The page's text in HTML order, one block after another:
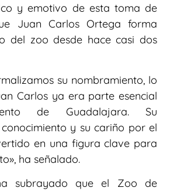
y emotivo de esta toma de
Juan Carlos Ortega forma
del zoo desde hace casi dos
su nombramiento, lo
Carlos ya era parte esencial
de Guadalajara. Su
y su cariño por el
en una figura clave para
ha señalado.
subrayado que el Zoo de